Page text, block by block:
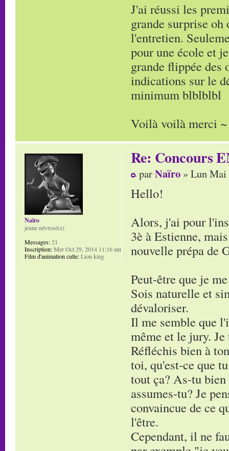
J'ai réussi les
grande surprise
l'entretien.
pour une école et
grande flippée des
indications sur le
minimum blblblbl
Voilà voilà merci ~
Re: Concours
parNaïro » Lun Mai
Hello!
Alors, j'ai pour
3è à Estienne,
nouvelle prépa de
Peut-être que je
Sois naturelle et
dévaloriser.
Il me semble que
même et le jury.
Réfléchis bien à
toi, qu'est-ce que
tout ça? As-tu bien
assumes-tu? Je
convaincue de ce
l'être.
Cependant, il ne
Naïro
jeune névrosé(e)
Messages:21
Inscription:Mer Oct 29, 2014 11:16 am
Film d'animation culte:Lion king